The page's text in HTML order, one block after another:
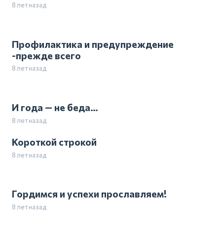
8 лет назад
Профилактика и предупреждение
-прежде всего
8 лет назад
И года — не беда…
8 лет назад
Короткой строкой
8 лет назад
Гордимся и успехи прославляем!
8 лет назад